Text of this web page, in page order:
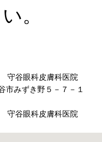
。
谷眼科皮膚科医院
市みずき野５－７－１
谷眼科皮膚科医院